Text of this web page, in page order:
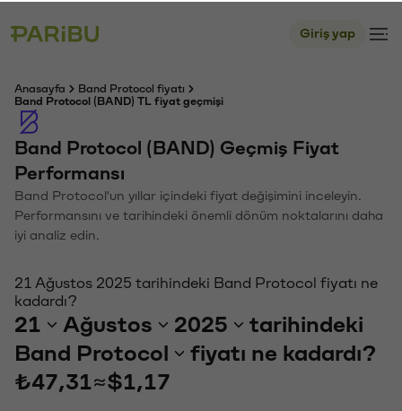
Giriş yap
Anasayfa
Band Protocol fiyatı
Band Protocol (BAND) TL fiyat geçmişi
Band Protocol (BAND) Geçmiş Fiyat
Performansı
Band Protocol'un yıllar içindeki fiyat değişimini inceleyin.
Performansını ve tarihindeki önemli dönüm noktalarını daha
iyi analiz edin.
21 Ağustos 2025 tarihindeki Band Protocol fiyatı ne
kadardı?
21 Ağustos 2025
tarihindeki
Band Protocol
fiyatı ne kadardı?
₺47,31 ≈$1,17